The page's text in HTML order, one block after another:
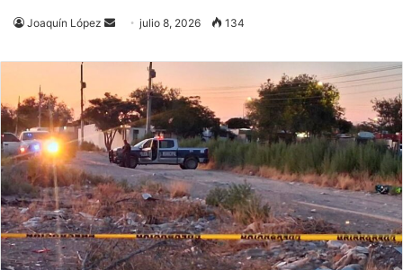
Joaquín López
Send
email
julio 8, 2026 134